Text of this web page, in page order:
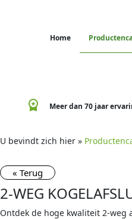
Home
workspace_premium Meer dan 70 jaar
U bevindt zich hier »
« Terug
2-WEG
Ontdek de hoge kwaliteit 2-weg